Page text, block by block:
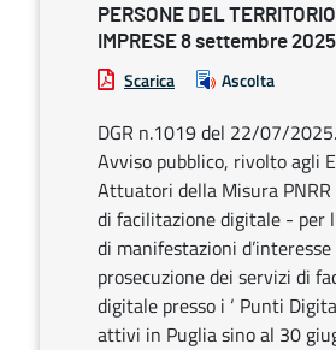
PERSONE DEL
IMPRESE 8 settembre
Scarica Ascolta
DGR n.1019 del 22/07/
Avviso pubblico, rivolto agli
Attuatori della Misura
di facilitazione digitale - per
di manifestazioni
prosecuzione dei servizi di
digitale presso i ‘ Punti
attivi in Puglia sino al 30